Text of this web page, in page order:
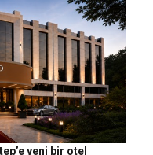
yeni bir otel